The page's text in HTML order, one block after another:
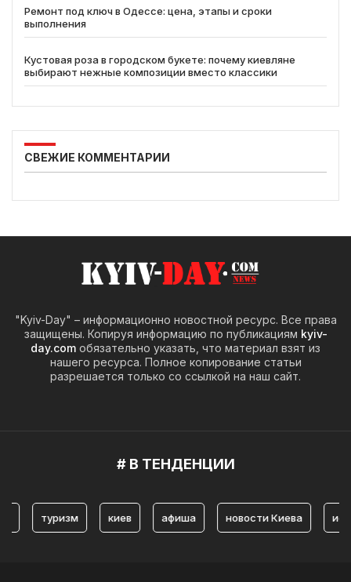
Ремонт под ключ в Одессе: цена, этапы и сроки
выполнения
Кустовая роза в городском букете: почему киевляне
выбирают нежные композиции вместо классики
СВЕЖИЕ КОММЕНТАРИИ
"Kyiv-Day" – информационно новостной ресурс. Все права
защищены. Копируя информацию по публикациям kyiv-
day.com обязательно указать, что материал взят из
нашего ресурса. Полное копирование статьи
разрешается только со ссылкой на наш сайт.
# В ТЕНДЕНЦИИ
туризм киев афиша новости Киева история